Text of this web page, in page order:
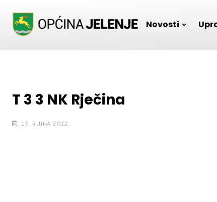
Novosti
T 3 3 NK Rječina
16. RUJNA 2022.